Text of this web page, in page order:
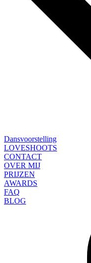
Dansvoorstelling
LOVESHOOTS
CONTACT
OVER MIJ
PRIJZEN
AWARDS
FAQ
BLOG